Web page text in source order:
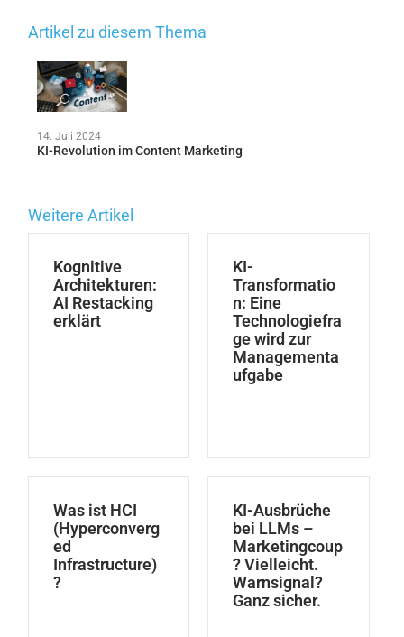
Artikel zu diesem Thema
14. Juli 2024
KI-Revolution im Content Marketing
Weitere Artikel
Kognitive
Architekturen:
AI Restacking
erklärt
KI-
Transformatio
n: Eine
Technologiefra
ge wird zur
Managementa
ufgabe
Was ist HCI
(Hyperconverg
ed
Infrastructure)
?
KI-Ausbrüche
bei LLMs –
Marketingcoup
? Vielleicht.
Warnsignal?
Ganz sicher.